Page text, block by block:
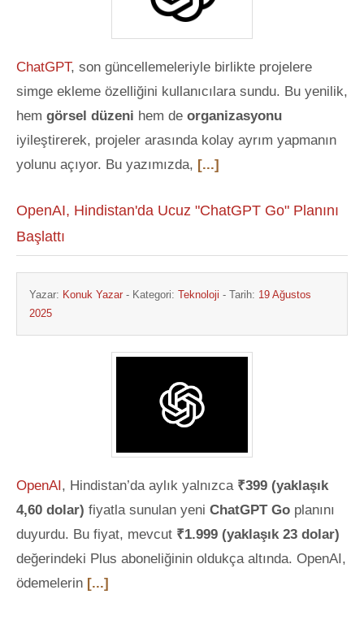
ChatGPT, son güncellemeleriyle birlikte projelere
simge ekleme özelliğini kullanıcılara sundu. Bu yenilik,
hem görsel düzeni hem de organizasyonu
iyileştirerek, projeler arasında kolay ayrım yapmanın
yolunu açıyor. Bu yazımızda, [...]
OpenAI, Hindistan'da Ucuz "ChatGPT Go" Planını
Başlattı
Yazar: Konuk Yazar - Kategori: Teknoloji - Tarih: 19 Ağustos
2025
OpenAI, Hindistan’da aylık yalnızca ₹399 (yaklaşık
4,60 dolar) fiyatla sunulan yeni ChatGPT Go planını
duyurdu. Bu fiyat, mevcut ₹1.999 (yaklaşık 23 dolar)
değerindeki Plus aboneliğinin oldukça altında. OpenAI,
ödemelerin [...]